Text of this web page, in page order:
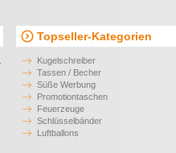
Topseller-Kategorien
Kugelschreiber
Tassen / Becher
Süße Werbung
Promotiontaschen
Feuerzeuge
Schlüsselbänder
Luftballons